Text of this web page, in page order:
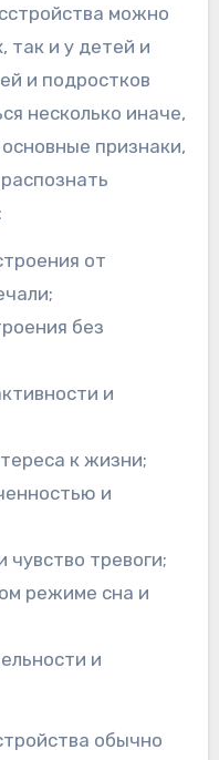
можно
так и у детей и
и подростков
несколько иначе,
признаки,
от
без
и
к жизни;
и
тревоги;
режиме сна и
и
обычно